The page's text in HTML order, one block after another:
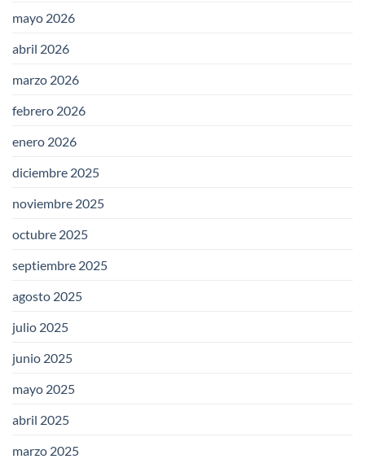
mayo 2026
abril 2026
marzo 2026
febrero 2026
enero 2026
diciembre 2025
noviembre 2025
octubre 2025
septiembre 2025
agosto 2025
julio 2025
junio 2025
mayo 2025
abril 2025
marzo 2025